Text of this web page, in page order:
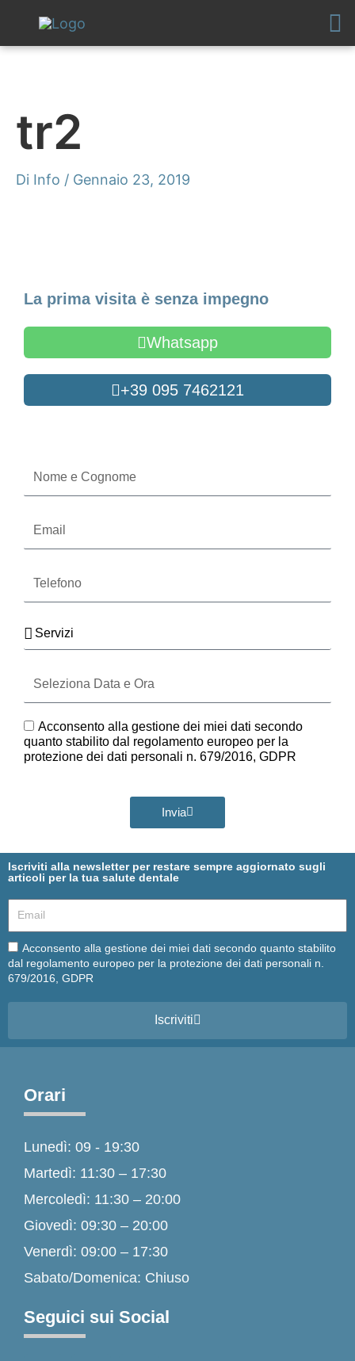
contenuto
tr2
Di Info / Gennaio 23, 2019
La prima visita è senza impegno
Whatsapp
+39 095 7462121
Cognome
Servizi
Data
e
GDPR
Acconsento alla gestione dei miei dati secondo
quanto stabilito dal regolamento europeo per la
protezione dei dati personali n. 679/2016, GDPR
Invia
Iscriviti alla newsletter per restare sempre aggiornato sugli
articoli per la tua salute dentale
Email
Email
Acconsento alla gestione dei miei dati secondo quanto stabilito
dal regolamento europeo per la protezione dei dati personali n.
679/2016, GDPR
Iscriviti
Orari
Lunedì: 09 - 19:30
Martedì: 11:30 – 17:30
Mercoledì: 11:30 – 20:00
Giovedì: 09:30 – 20:00
Venerdì: 09:00 – 17:30
Sabato/Domenica: Chiuso
Seguici sui Social